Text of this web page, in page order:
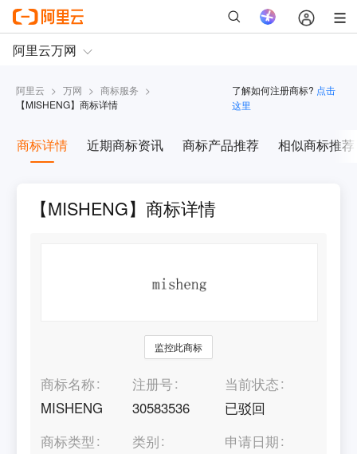
阿里云 > 万网 > 商标服务 >
【MISHENG】商标详情
了解如何注册商标? 点击
这里
商标详情 近期商标资讯 商标产品推荐 相似商标推荐
【MISHENG】商标详情
监控此商标
商标名称
MISHENG
注册号
30583536
当前状态
已驳回
商标类型
类别
申请日期